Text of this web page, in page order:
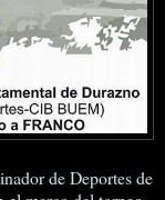
de Deportes de